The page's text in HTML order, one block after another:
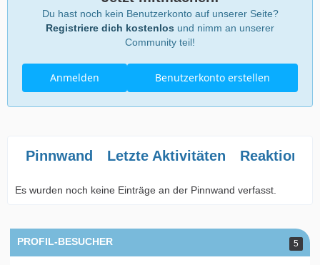
Du hast noch kein Benutzerkonto auf unserer Seite?
Registriere dich kostenlos und nimm an unserer
Community teil!
Benutzerkonto erstellen
Anmelden
Pinnwand Letzte Aktivitäten Reaktionen
Es wurden noch keine Einträge an der Pinnwand verfasst.
PROFIL-BESUCHER 5